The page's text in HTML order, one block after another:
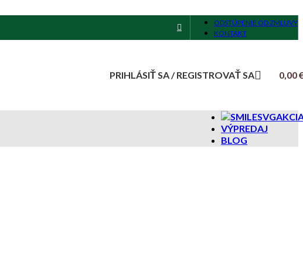
ODSTÚPENIE OD ZMLUVY
KONTAKT
PRIHLÁSIŤ SA / REGISTROVAŤ SA 0,00
VÝPREDAJ
BLOG